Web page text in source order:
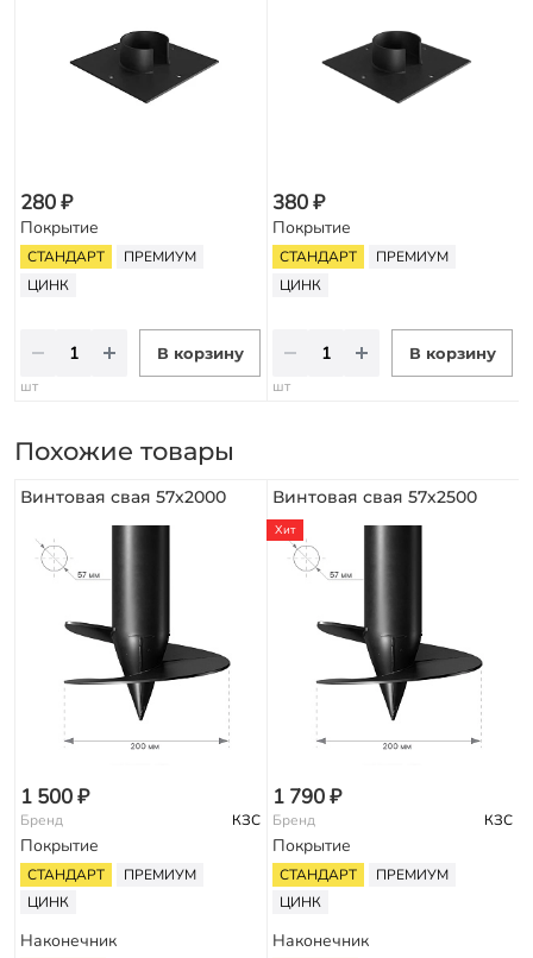
280 ₽
Покрытие
СТАНДАРТ
ПРЕМИУМ
ЦИНК
В корзину
шт
380 ₽
Покрытие
СТАНДАРТ
ПРЕМИУМ
ЦИНК
В корзину
шт
Похожие товары
Винтовая свая 57х2000
1 500 ₽
Бренд КЗС
Покрытие
СТАНДАРТ
ПРЕМИУМ
ЦИНК
Наконечник
Винтовая свая 57х2500
Хит
1 790 ₽
Бренд КЗС
Покрытие
СТАНДАРТ
ПРЕМИУМ
ЦИНК
Наконечник